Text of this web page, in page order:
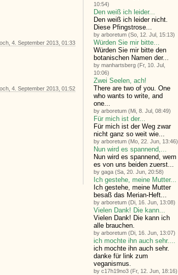
4. September 2013, 01:33
4. September 2013, 01:52
10:54)
Den weiß ich leider...
Den weiß ich leider nicht.
Diese Pfingstrose...
by arboretum (So, 12. Jul, 15:13)
Würden Sie mir bitte...
Würden Sie mir bitte den
botanischen Namen der...
by manhartsberg (Fr, 10. Jul,
10:06)
Zwei Seelen, ach!
There are two of you. One
who wants to write, and
one...
by arboretum (Mi, 8. Jul, 08:49)
Für mich ist der...
Für mich ist der Weg zwar
nicht ganz so weit wie...
by arboretum (Mo, 22. Jun, 13:46)
Nun wird es spannend,...
Nun wird es spannend, wem
es von uns beiden zuerst...
by gaga (Sa, 20. Jun, 20:58)
Ich gestehe, meine Mutter...
Ich gestehe, meine Mutter
besaß das Merian-Heft...
by arboretum (Di, 16. Jun, 13:08)
Vielen Dank! Die kann...
Vielen Dank! Die kann ich
alle brauchen.
by arboretum (Di, 16. Jun, 13:07)
ich mochte ihn auch sehr....
ich mochte ihn auch sehr.
danke für link zum
veganismus.
by c17h19no3 (Fr, 12. Jun, 18:16)